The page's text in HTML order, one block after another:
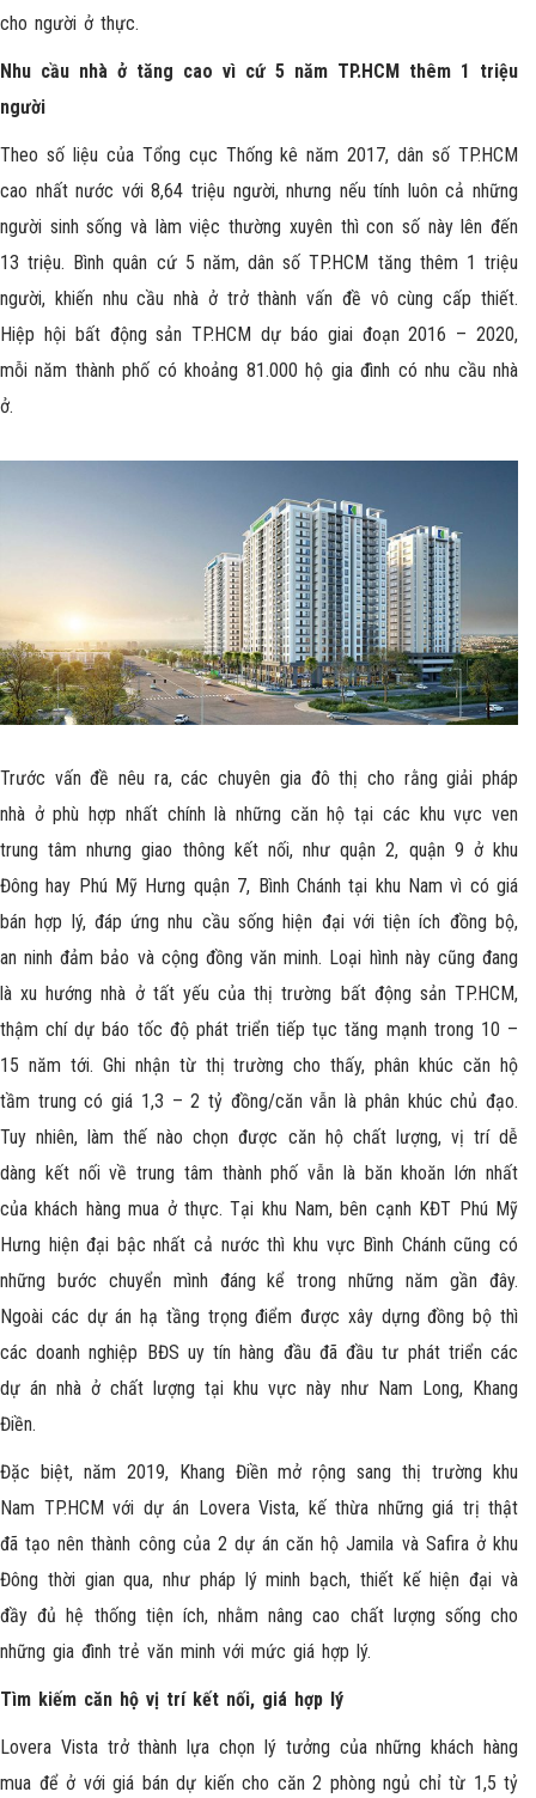
cho người ở thực.
Nhu cầu nhà ở tăng cao vì cứ 5 năm TP.HCM thêm 1 triệu
người
Theo số liệu của Tổng cục Thống kê năm 2017, dân số TP.HCM
cao nhất nước với 8,64 triệu người, nhưng nếu tính luôn cả những
người sinh sống và làm việc thường xuyên thì con số này lên đến
13 triệu. Bình quân cứ 5 năm, dân số TP.HCM tăng thêm 1 triệu
người, khiến nhu cầu nhà ở trở thành vấn đề vô cùng cấp thiết.
Hiệp hội bất động sản TP.HCM dự báo giai đoạn 2016 – 2020,
mỗi năm thành phố có khoảng 81.000 hộ gia đình có nhu cầu nhà
ở.
Trước vấn đề nêu ra, các chuyên gia đô thị cho rằng giải pháp
nhà ở phù hợp nhất chính là những căn hộ tại các khu vực ven
trung tâm nhưng giao thông kết nối, như quận 2, quận 9 ở khu
Đông hay Phú Mỹ Hưng quận 7, Bình Chánh tại khu Nam vì có giá
bán hợp lý, đáp ứng nhu cầu sống hiện đại với tiện ích đồng bộ,
an ninh đảm bảo và cộng đồng văn minh. Loại hình này cũng đang
là xu hướng nhà ở tất yếu của thị trường bất động sản TP.HCM,
thậm chí dự báo tốc độ phát triển tiếp tục tăng mạnh trong 10 –
15 năm tới. Ghi nhận từ thị trường cho thấy, phân khúc căn hộ
tầm trung có giá 1,3 – 2 tỷ đồng/căn vẫn là phân khúc chủ đạo.
Tuy nhiên, làm thế nào chọn được căn hộ chất lượng, vị trí dễ
dàng kết nối về trung tâm thành phố vẫn là băn khoăn lớn nhất
của khách hàng mua ở thực. Tại khu Nam, bên cạnh KĐT Phú Mỹ
Hưng hiện đại bậc nhất cả nước thì khu vực Bình Chánh cũng có
những bước chuyển mình đáng kể trong những năm gần đây.
Ngoài các dự án hạ tầng trọng điểm được xây dựng đồng bộ thì
các doanh nghiệp BĐS uy tín hàng đầu đã đầu tư phát triển các
dự án nhà ở chất lượng tại khu vực này như Nam Long, Khang
Điền.
Đặc biệt, năm 2019, Khang Điền mở rộng sang thị trường khu
Nam TP.HCM với dự án Lovera Vista, kế thừa những giá trị thật
đã tạo nên thành công của 2 dự án căn hộ Jamila và Safira ở khu
Đông thời gian qua, như pháp lý minh bạch, thiết kế hiện đại và
đầy đủ hệ thống tiện ích, nhằm nâng cao chất lượng sống cho
những gia đình trẻ văn minh với mức giá hợp lý.
Tìm kiếm căn hộ vị trí kết nối, giá hợp lý
Lovera Vista trở thành lựa chọn lý tưởng của những khách hàng
mua để ở với giá bán dự kiến cho căn 2 phòng ngủ chỉ từ 1,5 tỷ